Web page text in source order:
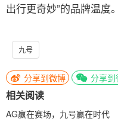
出行更奇妙”的品牌温度。
九号
分享到微博 分享到
相关阅读
AG赢在赛场，九号赢在时代